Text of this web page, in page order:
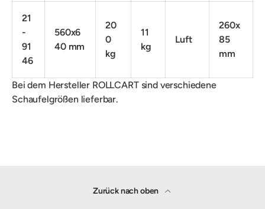
21
-
91
46
560x6
40 mm
20
0
kg
11
kg
Luft
260x
85
mm
Bei dem Hersteller ROLLCART sind verschiedene
Schaufelgrößen lieferbar.
Zurück nach oben